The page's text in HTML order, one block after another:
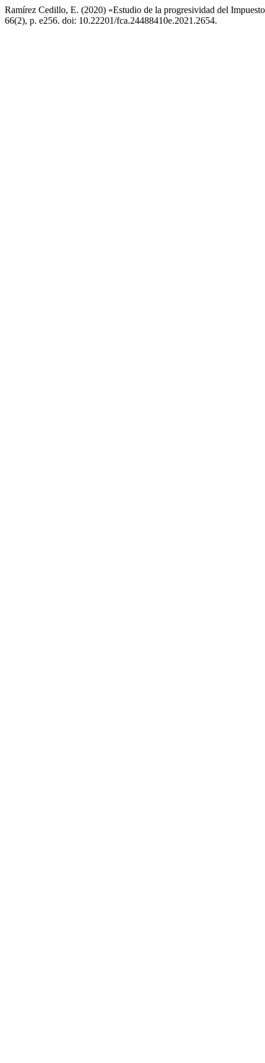
Ramírez Cedillo, E. (2020) «Estudio de la progresividad del
66(2), p. e256. doi: 10.22201/fca.24488410e.2021.2654.